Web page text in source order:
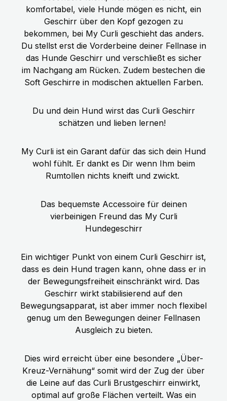
hechelnden Hund.
ZUTATEN: Frisches Pferdefleisch, -
herz, -lunge, -magen, -leber (70%),
Brühe (24,7%), Zucchini (2%),
Karotten (2%), Apfel (0,5%),
Mineralstoffe, Leinöl (0,2%),
Bockshornklee, Löwenzahn,
Flohsamen, Spinat, Rosmarin
Technologische Zusatzstoffe: keine
komfortabel, viele Hunde mögen es nicht, ein
Geschirr über den Kopf gezogen zu
bekommen, bei My Curli geschieht das anders.
Du stellst erst die Vorderbeine deiner Fellnase in
das Hunde Geschirr und verschließt es sicher
im Nachgang am Rücken. Zudem bestechen die
Soft Geschirre in modischen aktuellen Farben.
Du und dein Hund wirst das Curli Geschirr
schätzen und lieben lernen!
My Curli ist ein Garant dafür das sich dein Hund
wohl fühlt. Er dankt es Dir wenn Ihm beim
Rumtollen nichts kneift und zwickt.
Das bequemste Accessoire für deinen
vierbeinigen Freund das My Curli
Hundegeschirr
Ein wichtiger Punkt von einem Curli Geschirr ist,
dass es dein Hund tragen kann, ohne dass er in
der Bewegungsfreiheit einschränkt wird. Das
Geschirr wirkt stabilisierend auf den
Bewegungsapparat, ist aber immer noch flexibel
genug um den Bewegungen deiner Fellnasen
Ausgleich zu bieten.
Dies wird erreicht über eine besondere „Über-
Kreuz-Vernähung“ somit wird der Zug der über
die Leine auf das Curli Brustgeschirr einwirkt,
optimal auf große Flächen verteilt. Was ein